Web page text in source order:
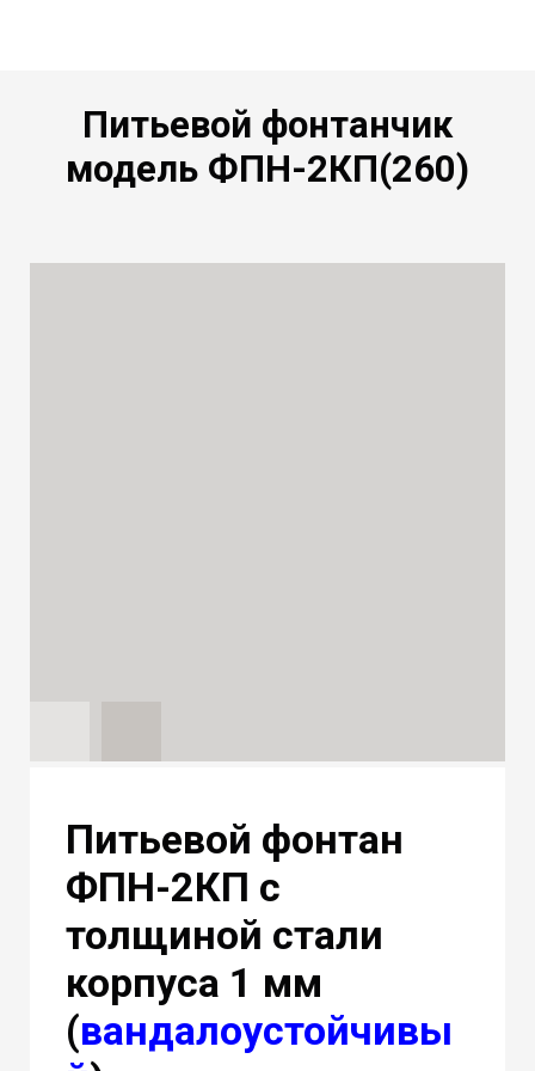
Питьевой фонтанчик
модель ФПН-2КП(260)
Питьевой фонтан
ФПН-2КП с
толщиной стали
корпуса 1 мм
(вандалоустойчивы